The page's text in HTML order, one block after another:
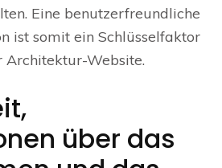
Eine benutzerfreundliche
ist somit ein Schlüsselfaktor
Architektur-Website.
über das